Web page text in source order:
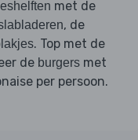
met de
, de
. Top met de
de burgers met
per persoon.